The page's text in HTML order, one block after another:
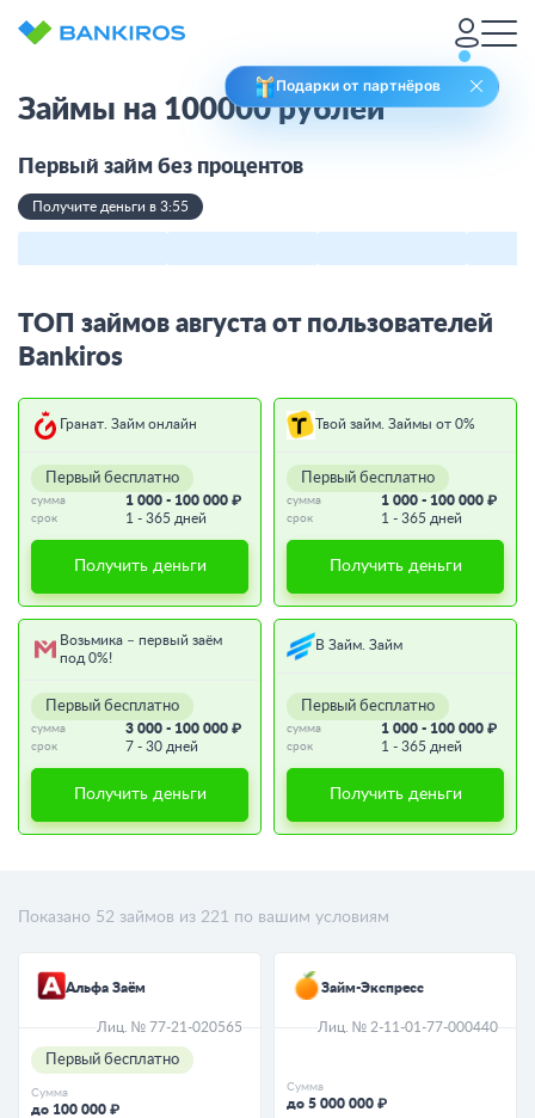
Подарки от партнёров
Займы на 100000 рублей
Первый займ без процентов
Получите деньги в 3:55
ТОП займов августа от пользователей
Bankiros
Гранат. Займ онлайн
Первый бесплатно
сумма 1 000 - 100 000 ₽
срок 1 - 365 дней
Получить деньги
Твой займ. Займы от 0%
Первый бесплатно
сумма 1 000 - 100 000 ₽
срок 1 - 365 дней
Получить деньги
Возьмика – первый заём
под 0%!
Первый бесплатно
сумма 3 000 - 100 000 ₽
срок 7 - 30 дней
Получить деньги
В Займ. Займ
Первый бесплатно
сумма 1 000 - 100 000 ₽
срок 1 - 365 дней
Получить деньги
Показано 52 займов из 221 по вашим условиям
Альфа Заём
Лиц. № 77-21-020565
Первый бесплатно
Сумма
до 100 000 ₽
Займ-Экспресс
Лиц. № 2-11-01-77-000440
Сумма
до 5 000 000 ₽